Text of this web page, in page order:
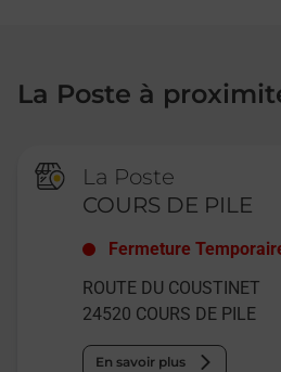
La Poste à
La Poste
COURS DE PILE
Fermeture
ROUTE DU COUSTINET
24520 COURS DE PILE
En savoir plus